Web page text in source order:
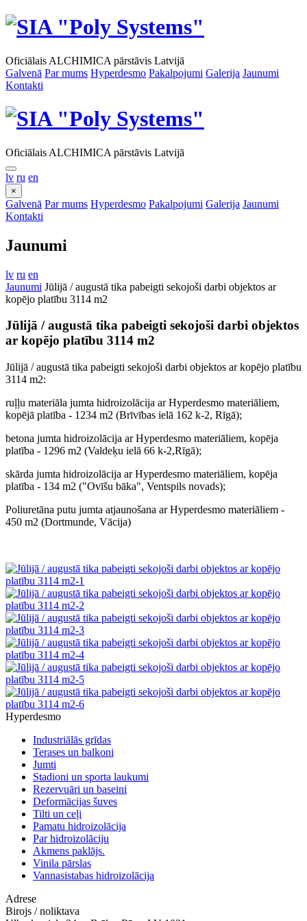
Oficiālais ALCHIMICA pārstāvis Latvijā
Galvenā Par mums Hyperdesmo Pakalpojumi Galerija Jaunumi
Kontakti
Oficiālais ALCHIMICA pārstāvis Latvijā
lv ru en
×
Galvenā Par mums Hyperdesmo Pakalpojumi Galerija Jaunumi
Kontakti
Jaunumi
lv ru en
Jaunumi Jūlijā / augustā tika pabeigti sekojoši darbi objektos ar
kopējo platību 3114 m2
Jūlijā / augustā tika pabeigti sekojoši darbi objektos
ar kopējo platību 3114 m2
Jūlijā / augustā tika pabeigti sekojoši darbi objektos ar kopējo platību
3114 m2:
ruļļu materiāla jumta hidroizolācija ar Hyperdesmo materiāliem,
kopējā platība - 1234 m2 (Brīvības ielā 162 k-2, Rīgā);
betona jumta hidroizolācija ar Hyperdesmo materiāliem, kopēja
platība - 1296 m2 (Valdeķu ielā 66 k-2,Rīgā);
skārda jumta hidroizolācija ar Hyperdesmo materiāliem, kopēja
platība - 134 m2 ("Ovīšu bāka", Ventspils novads);
Poliuretāna putu jumta atjaunošana ar Hyperdesmo materiāliem -
450 m2 (Dortmunde, Vācija)
Hyperdesmo
Industriālās grīdas
Terases un balkoni
Jumti
Stadioni un sporta laukumi
Rezervuāri un baseini
Deformācijas šuves
Tilti un ceļi
Pamatu hidroizolācija
Par hidroizolāciju
Akmens paklājs.
Vinila pārslas
Vannasistabas hidroizolācija
Adrese
Birojs / noliktava